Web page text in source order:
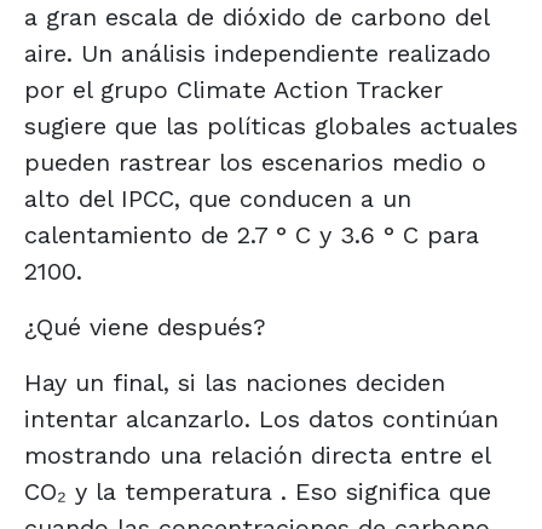
a gran escala de dióxido de carbono del
aire. Un análisis independiente realizado
por el grupo Climate Action Tracker
sugiere que las políticas globales actuales
pueden rastrear los escenarios medio o
alto del IPCC, que conducen a un
calentamiento de 2.7 ° C y 3.6 ° C para
2100.
¿Qué viene después?
Hay un final, si las naciones deciden
intentar alcanzarlo. Los datos continúan
mostrando una relación directa entre el
CO₂ y la temperatura . Eso significa que